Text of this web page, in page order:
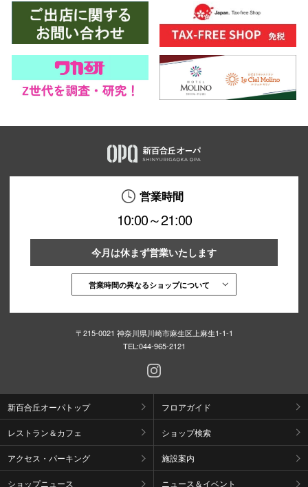
営業時間
10:00～21:00
今月は休まず営業いたします
営業時間の異なるショップについて
〒215-0021 神奈川県川崎市麻生区上麻生1-1-1
TEL:044-965-2121
新百合丘オーパトップ フロアガイド
レストラン＆カフェ ショップ検索
アクセス・パーキング 施設案内
ショップニュース ニュース＆イベント